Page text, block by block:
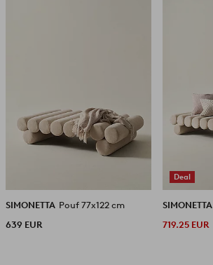
SIMONETTA Pouf 77x122 cm
639 EUR
Deal
SIMONETTA
719.25 EUR